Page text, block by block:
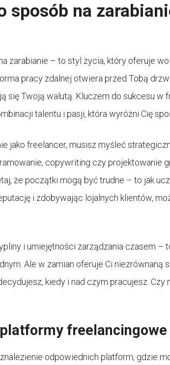
sposób na
zarabianie – to styl życia, który oferuje
pracy zdalnej otwiera przed Tobą
się Twoją walutą. Kluczem do sukcesu w
talentu i pasji, która wyróżni Cię
jako freelancer, musisz myśleć
copywriting czy projektowanie
że początki mogą być trudne – to jak
i zdobywając lojalnych klientów,
i umiejętności zarządzania czasem –
Ale w zamian oferuje Ci niezrównaną
kiedy i nad czym pracujesz. Czy
freelancingowe
odpowiednich platform, gdzie